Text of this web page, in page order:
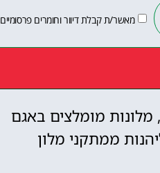
מאשר/ת קבלת דיוור וחומרים פרסומיים
מלונות מומלצים באגם
ממתקני מלון